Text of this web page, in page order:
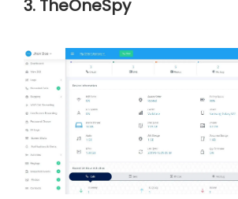
3. TheOneSpy